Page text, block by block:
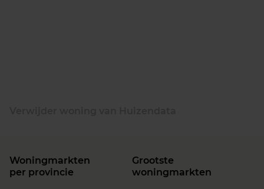
Woningmarkten
per provincie
Grootste
woningmarkten